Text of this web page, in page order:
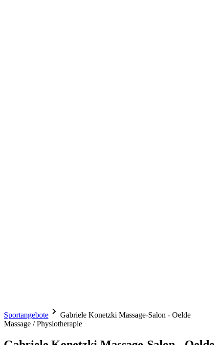
Sportangebote
Gabriele Konetzki Massage-Salon - Oelde
Massage / Physiotherapie